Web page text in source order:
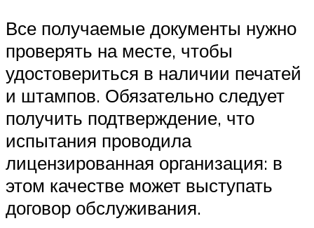
Все получаемые документы нужно
проверять на месте, чтобы
удостовериться в наличии печатей
и штампов. Обязательно следует
получить подтверждение, что
испытания проводила
лицензированная организация: в
этом качестве может выступать
договор обслуживания.